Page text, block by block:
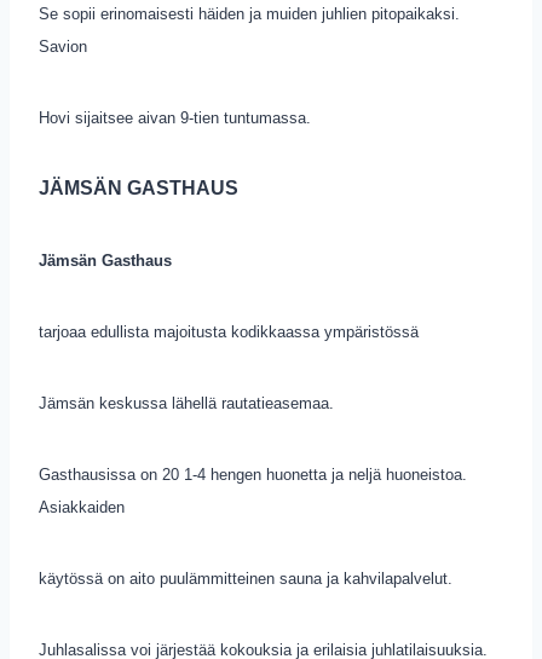
Se sopii erinomaisesti häiden ja muiden juhlien pitopaikaksi.
Savion
Hovi sijaitsee aivan 9-tien tuntumassa.
JÄMSÄN GASTHAUS
Jämsän Gasthaus
tarjoaa edullista majoitusta kodikkaassa ympäristössä
Jämsän keskussa lähellä rautatieasemaa.
Gasthausissa on 20 1-4 hengen huonetta ja neljä huoneistoa.
Asiakkaiden
käytössä on aito puulämmitteinen sauna ja kahvilapalvelut.
Juhlasalissa voi järjestää kokouksia ja erilaisia juhlatilaisuuksia.